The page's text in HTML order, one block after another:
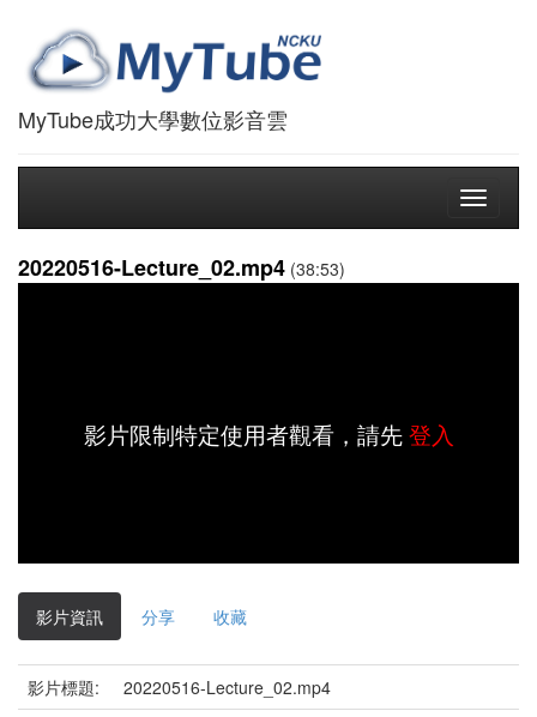
MyTube成功大學數位影音雲
Toggle
20220516-Lecture_02.mp4 (38:53)
影片限制特定使用者觀看，請先登入
影片資訊 分享 收藏
影片標題:
20220516-Lecture_02.mp4